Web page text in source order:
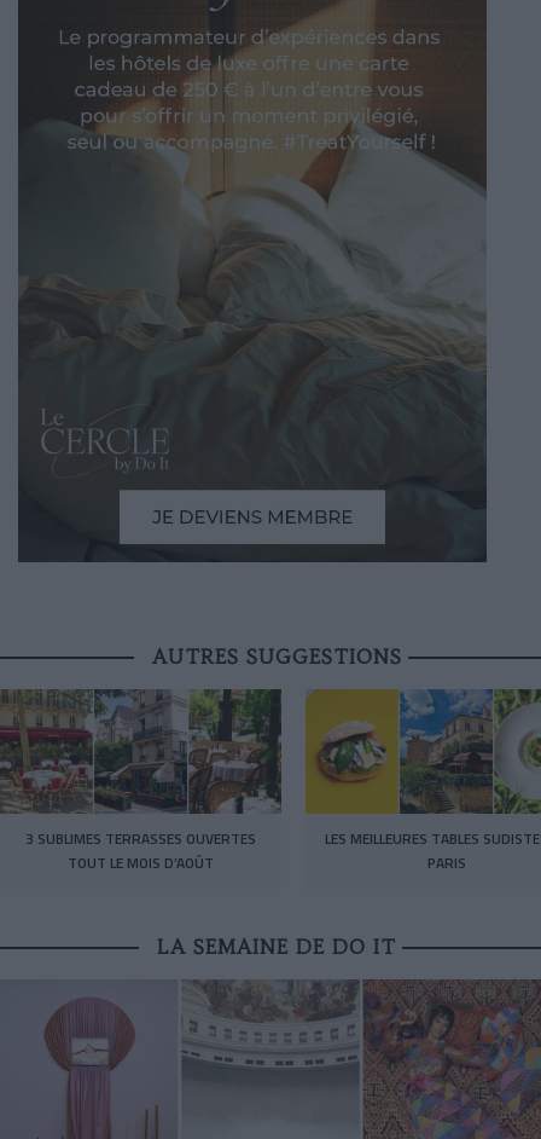
AUTRES SUGGESTIONS
3 SUBLIMES TERRASSES OUVERTES
TOUT LE MOIS D’AOÛT
LES MEILLEURES TABLES
PARIS
LA SEMAINE DE DO IT